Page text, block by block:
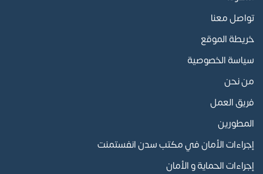
تواصل معنا
خريطة الموقع
سياسة الخصوصية
من نحن
فريق العمل
المطورين
إجراءات الأمان في مكتب سدن انفستمنت
إجراءات الحماية و الأمان